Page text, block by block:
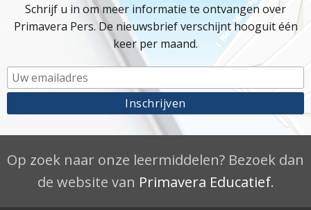
Schrijf u in om meer informatie te ontvangen over
Primavera Pers. De nieuwsbrief verschijnt hooguit één
keer per maand.
Op zoek naar onze leermiddelen? Bezoek dan
de website van Primavera Educatief.